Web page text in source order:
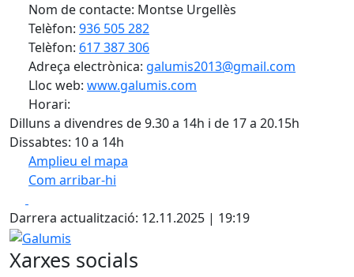
Nom de contacte: Montse Urgellès
Telèfon: 936 505 282
Telèfon: 617 387 306
Adreça electrònica: galumis2013@gmail.com
Lloc web: www.galumis.com
Horari:
Dilluns a divendres de 9.30 a 14h i de 17 a 20.15h
Dissabtes: 10 a 14h
Amplieu el mapa
Com arribar-hi
+
−
Darrera actualització: 12.11.2025 | 19:19
Galumis
Xarxes socials